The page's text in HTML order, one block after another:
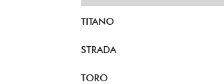
TITANO
STRADA
TORO